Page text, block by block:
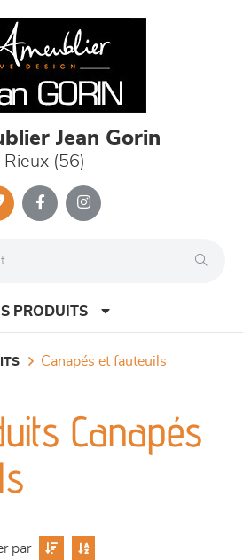
Jean Gorin
Rieux (56)
PRODUITS
canapés et fauteuils
Canapés
par